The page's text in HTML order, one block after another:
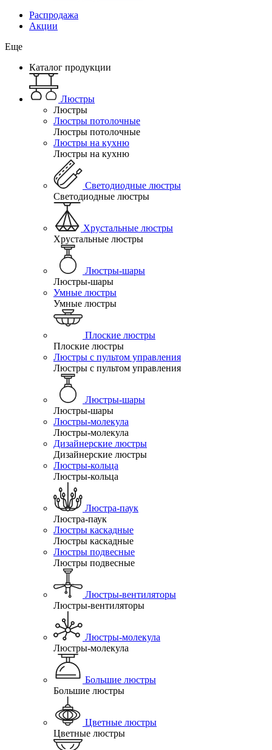
Распродажа
Акции
Еще
Каталог продукции
Люстры
Люстры
Люстры потолочные
Люстры потолочные
Люстры на кухню
Люстры на кухню
Светодиодные люстры
Светодиодные люстры
Хрустальные люстры
Хрустальные люстры
Люстры-шары
Люстры-шары
Умные люстры
Умные люстры
Плоские люстры
Плоские люстры
Люстры с пультом управления
Люстры с пультом управления
Люстры-шары
Люстры-шары
Люстры-молекула
Люстры-молекула
Дизайнерские люстры
Дизайнерские люстры
Люстры-кольца
Люстры-кольца
Люстра-паук
Люстра-паук
Люстры каскадные
Люстры каскадные
Люстры подвесные
Люстры подвесные
Люстры-вентиляторы
Люстры-вентиляторы
Люстры-молекула
Люстры-молекула
Большие люстры
Большие люстры
Цветные люстры
Цветные люстры